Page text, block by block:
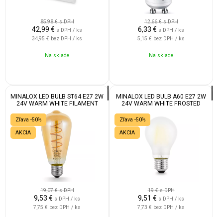
85,98 €s DPH
42,99 € s DPH / ks
34,95 € bez DPH / ks
Na sklade
12,66 €s DPH
6,33 € s DPH / ks
5,15 € bez DPH / ks
Na sklade
MINALOX LED BULB ST64 E27 2W
24V WARM WHITE FILAMENT
SMOKY GOLD
Zľava -50%
AKCIA
19,07 €s DPH
9,53 € s DPH / ks
7,75 € bez DPH / ks
MINALOX LED BULB A60 E27 2W
24V WARM WHITE FROSTED
Zľava -50%
AKCIA
19 €s DPH
9,51 € s DPH / ks
7,73 € bez DPH / ks